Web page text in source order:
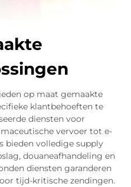
op maat gemaakte
klantbehoeften te
diensten voor
vervoer tot e-
bieden volledige supply
douaneafhandeling en
diensten garanderen
tijd-kritische zendingen.